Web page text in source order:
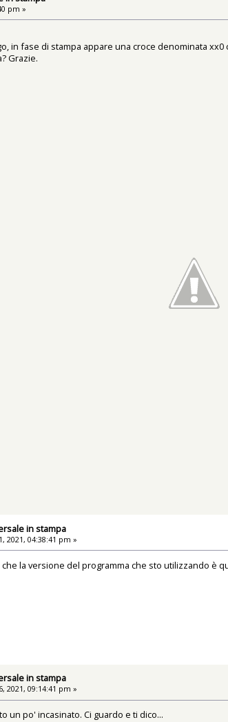
pm »
in fase di stampa appare una croce denominata
Grazie.
in stampa
2021, 04:38:41 pm »
la versione del programma che sto utilizzando è
in stampa
2021, 09:14:41 pm »
un po' incasinato. Ci guardo e ti dico...